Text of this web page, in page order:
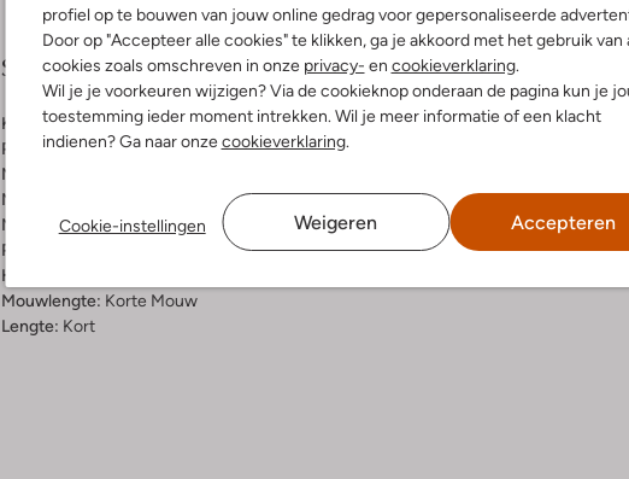
profiel op te bouwen van jouw online gedrag voor gepersonaliseerde
Door op "Accepteer alle cookies" te klikken, ga je akkoord met het gebruik van
cookies zoals omschreven in onze privacy- en cookieverklaring.
Wil je je voorkeuren wijzigen? Via de cookieknop onderaan de pagina kun je
toestemming ieder moment intrekken. Wil je meer informatie of een klacht
indienen? Ga naar onzecookieverklaring.
Cookie-instellingen Weigeren Accepteren
Samenstelling & Pasvorm
Kleur:Groen
Patroon:Logo
Materiaal binnenkant:
Materiaal:
Materiaalpercentages:100% Katoen
Pasvorm:
Halslijn:
Mouwlengte: Korte Mouw
Lengte: Kort
Wasvoorschriften
Kan niet in de droogtrommel
Gewone chemische reiniging